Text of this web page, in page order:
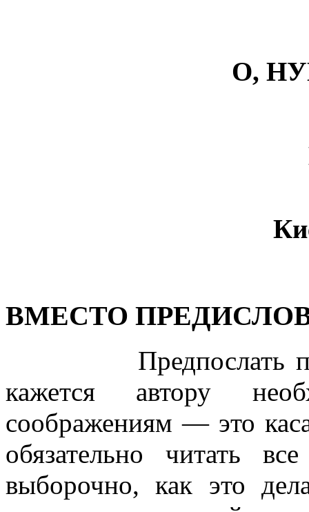
О,
ВМЕСТО
Предпослать
кажется автору
соображениям — это
обязательно читать
выборочно, как это